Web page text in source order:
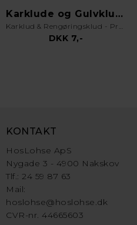
Karklude og Gulvklude
Karklud & Rengøringsklud - Pro Kvalitet - Valgfri Farve
DKK 7,-
KONTAKT
HosLohse ApS
Nygade 3 - 4900 Nakskov
Tlf.: 24 59 87 63
Mail:
hoslohse@hoslohse.dk
CVR-nr. 44665603